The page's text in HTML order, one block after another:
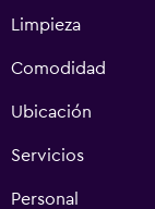
Limpieza
Comodidad
Ubicación
Servicios
Personal